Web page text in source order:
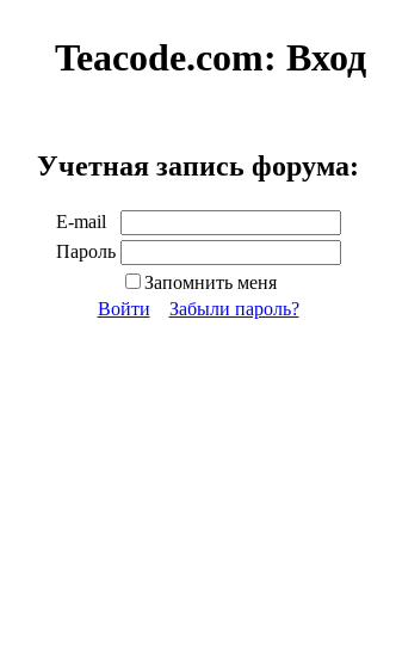
Teacode.com: Вход
Учетная запись форума:
E-mail
Пароль
Запомнить меня
Войти
Забыли пароль?